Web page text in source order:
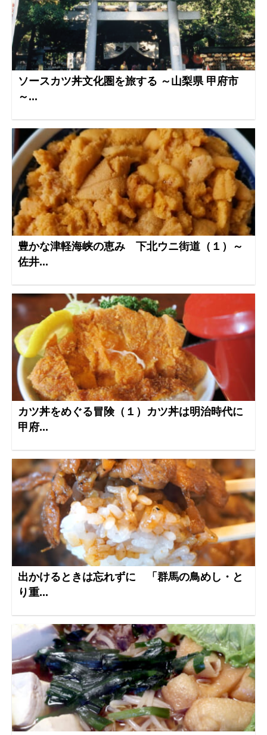
ソースカツ丼文化圏を旅する ～山梨県 甲府市
～...
豊かな津軽海峡の恵み 下北ウニ街道（１）～
佐井...
カツ丼をめぐる冒険（１）カツ丼は明治時代に
甲府...
出かけるときは忘れずに 「群馬の鳥めし・と
り重...